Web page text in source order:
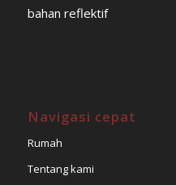
bahan reflektif
Navigasi cepat
Rumah
Tentang kami